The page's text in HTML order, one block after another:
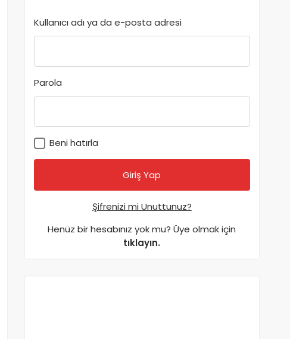
Kullanıcı adı ya da e-posta adresi
Parola
Beni hatırla
Şifrenizi mi Unuttunuz?
Henüz bir hesabınız yok mu? Üye olmak için
tıklayın.